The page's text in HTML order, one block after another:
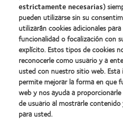
BCLA
Nuestros productos
Encuentre su lente
Tecnología para lentes de
Lentes de contacto y visión
estrictamente necesarias)
pueden utilizarse sin su
utilizarán cookies adicionales
funcionalidad o focalización con
explícito. Estos tipos de cookies
reconocerle como usuario y a
usted con nuestro sitio web.
permite mejorar la forma en que
web y nos ayuda a
de usuario al mostrarle
para usted.